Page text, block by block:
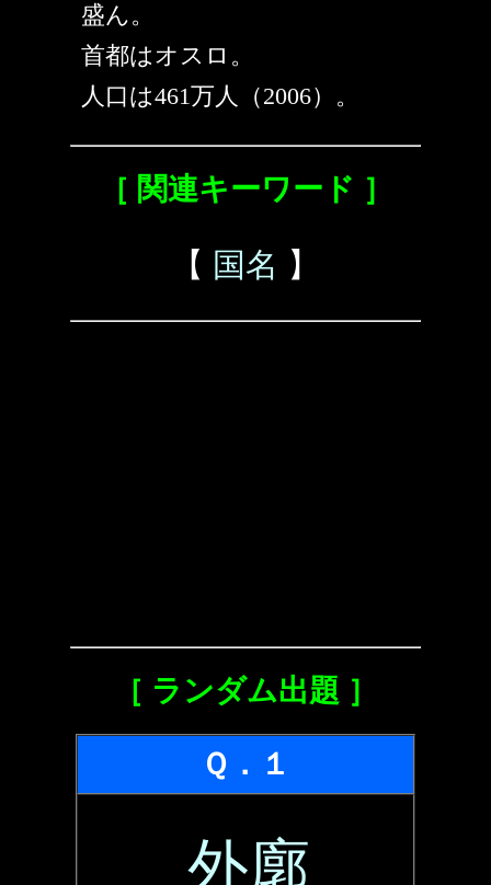
盛ん。
首都はオスロ。
人口は461万人（2006）。
［ 関連キーワード ］
【 国名 】
［ ランダム出題 ］
Ｑ．１
外廓